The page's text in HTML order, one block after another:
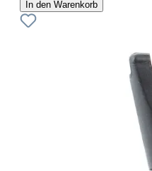
In den Warenkorb